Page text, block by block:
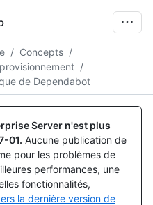
/ Concepts /
/
de Dependabot
Server n'est plus
01. Aucune publication de
pour les problèmes de
performances, une
fonctionnalités,
la dernière version de